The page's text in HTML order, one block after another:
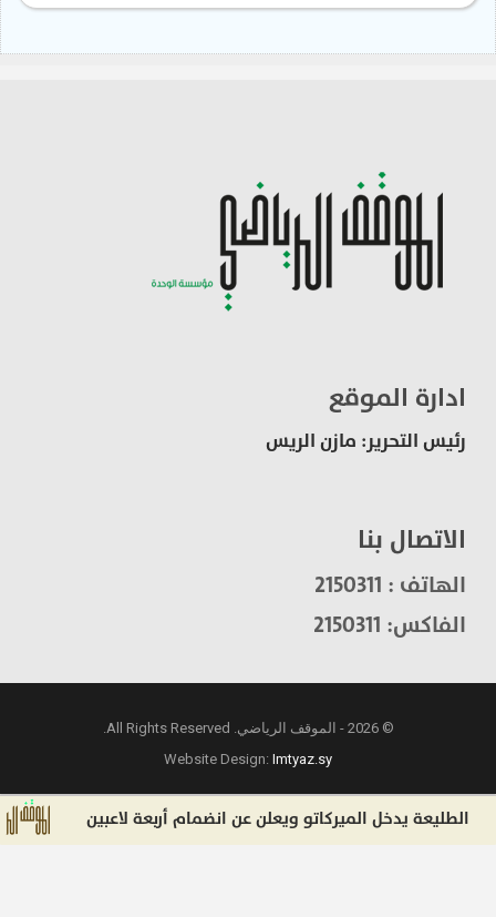
ادارة الموقع
رئيس التحرير: مازن الريس
الاتصال بنا
الهاتف : 2150311
الفاكس: 2150311
© 2026 - الموقف الرياضي. All Rights Reserved.
Website Design:Imtyaz.sy
يدخل الميركاتو ويعلن عن انضمام أربعة لاعبين